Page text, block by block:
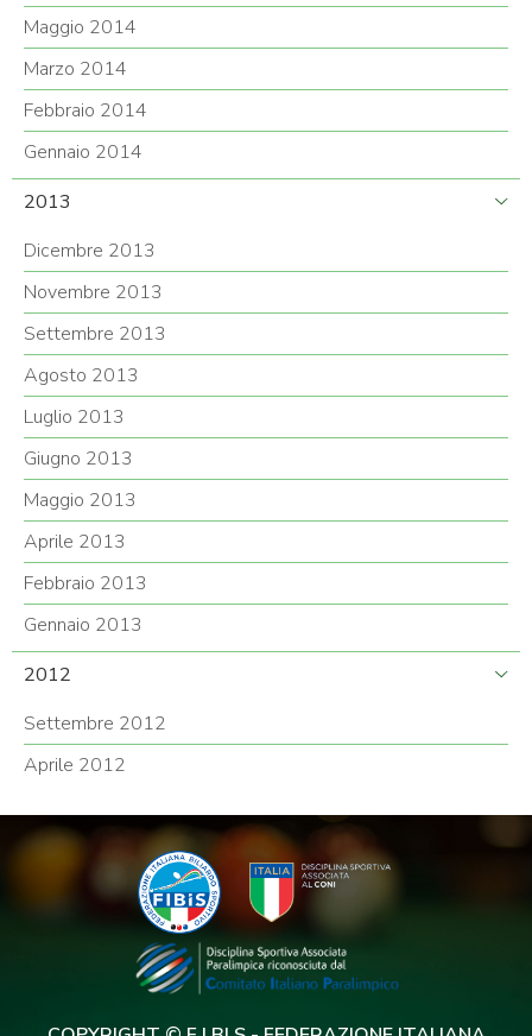
Maggio 2014
Marzo 2014
Febbraio 2014
Gennaio 2014
2013
Dicembre 2013
Novembre 2013
Settembre 2013
Agosto 2013
Luglio 2013
Giugno 2013
Maggio 2013
Aprile 2013
Febbraio 2013
Gennaio 2013
2012
Settembre 2012
Aprile 2012